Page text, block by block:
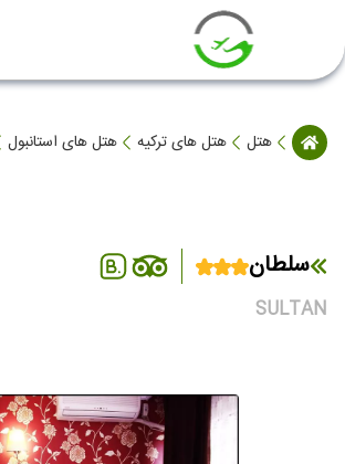
هتل هتل های ترکیه هتل های استانبول
سلطان
SULTAN